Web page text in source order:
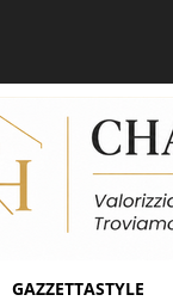
GAZZETTASTYLE